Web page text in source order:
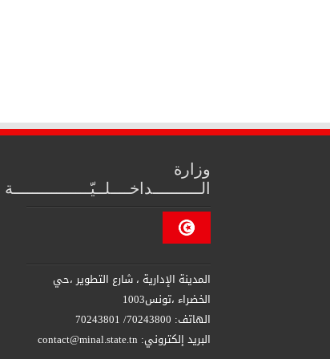
وزارة
الــــــــــداخــــلــيّــــــــــــــــة
المدينة الإدارية ، شارع التطوير ،حي
الخضراء ،تونس1003
الهاتف: 70243800/ 70243801
البريد إلكتروني: contact@minal.state.tn